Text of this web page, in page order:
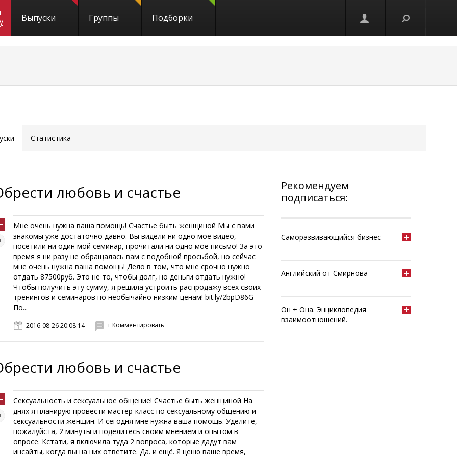
Выпуски Группы Подборки
Статистика
любовь и счастье
Мне очень нужна ваша помощь! Счастье быть женщиной Мы с вами
знакомы уже достаточно давно. Вы видели ни одно мое видео,
посетили ни один мой семинар, прочитали ни одно мое письмо! За это
время я ни разу не обращалась вам с подобной просьбой, но сейчас
мне очень нужна ваша помощь! Дело в том, что мне срочно нужно
отдать 87500руб. Это не то, чтобы долг, но деньги отдать нужно!
Чтобы получить эту сумму, я решила устроить распродажу всех своих
тренингов и семинаров по необычайно низким ценам! bit.ly/2bpD86G
По...
2016-08-26 20:08:14 + Комментировать
любовь и счастье
Сексуальность и сексуальное общение! Счастье быть женщиной На
днях я планирую провести мастер-класс по сексуальному общению и
сексуальности женщин. И сегодня мне нужна ваша помощь. Уделите,
пожалуйста, 2 минуты и поделитесь своим мнением и опытом в
опросе. Кстати, я включила туда 2 вопроса, которые дадут вам
инсайты, когда вы на них ответите. Да. и ещё. Я ценю ваше время,
Рекомендуем
подписаться:
Саморазвивающийся бизнес
Английский от Смирнова
Он + Она. Энциклопедия
взаимоотношений.